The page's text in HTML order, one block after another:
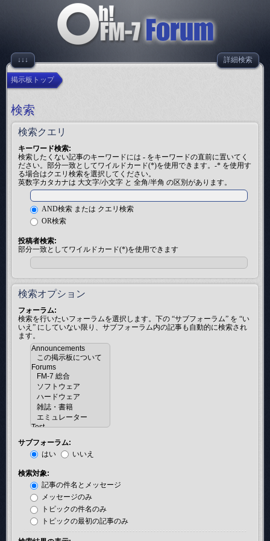
↓↓↓ 詳細検索
掲示板トップ
検索
検索クエリ
キーワード検索:
検索したくない記事のキーワードには - をキーワードの直前に置いてく
ださい。部分一致としてワイルドカード(*)を使用できます。-* を使用す
る場合はクエリ検索を選択してください。
英数字カタカナは 大文字/小文字 と 全角/半角 の区別があります。
AND検索 または クエリ検索
OR検索
投稿者検索:
部分一致としてワイルドカード(*)を使用できます
検索オプション
フォーラム:
検索を行いたいフォーラムを選択します。下の “サブフォーラム” を “い
いえ” にしていない限り、サブフォーラム内の記事も自動的に検索され
ます。
サブフォーラム:
はい
いいえ
検索対象:
記事の件名とメッセージ
メッセージのみ
トピックの件名のみ
トピックの最初の記事のみ